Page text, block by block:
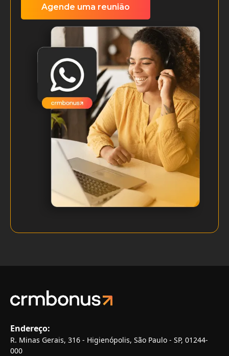
Agende uma reunião
Endereço:
R. Minas Gerais, 316 - Higienópolis, São Paulo - SP, 01244-
000